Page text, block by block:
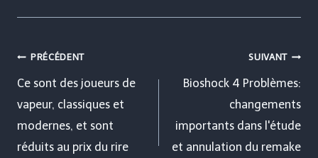
Navigation
de
l’article
PRÉCÉDENT
Ce sont des joueurs de
vapeur, classiques et
modernes, et sont
réduits au prix du rire
SUIVANT
Bioshock 4 Problèmes:
changements
importants dans l'étude
et annulation du remake